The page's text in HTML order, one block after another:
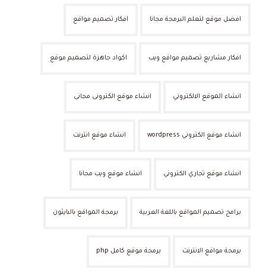
افضل موقع لتعلم البرمجة مجانا افكار تصميم مواقع
افكار مشاريع تصميم مواقع ويب اكواد جاهزة لتصميم موقع
انشاء الموقع الالكتروني انشاء موقع الكترونى مجانى
انشاء موقع الكتروني wordpress انشاء موقع انترنت
انشاء موقع تجاري الكتروني انشاء موقع ويب مجانا
برامج تصميم المواقع باللغة العربية برمجة المواقع بالبايثون
برمجة مواقع الانترنت برمجة موقع كامل php